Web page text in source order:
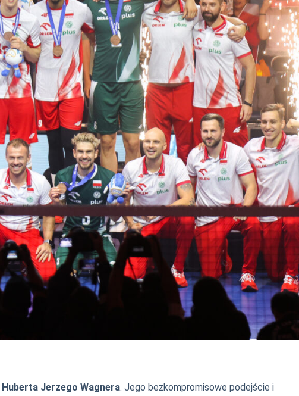
Huberta Jerzego Wagnera. Jego bezkompromisowe podejście i